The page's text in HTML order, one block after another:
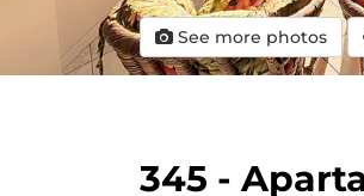
See more photos
345 -